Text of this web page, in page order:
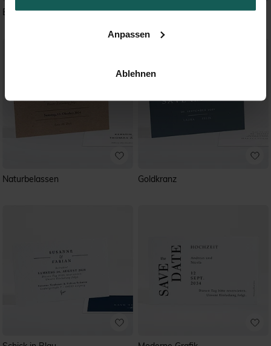
Anpassen
Ablehnen
Blumengesteck Love is all
Naturbelassen Goldkranz